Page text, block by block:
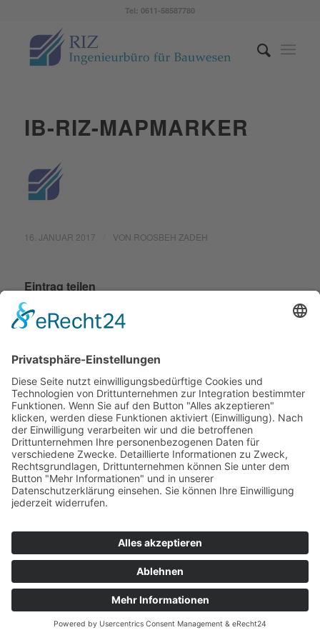
Tel: 0611-58587780
IB-RIZ-MAPMARKER
16. JANUAR 2017 VON ROOSBEH ZADEH
Eintrag teilen
© Urheberrecht - Ingenieurbüro RIZ-powered by Enfold WordPress Theme
Kontakt
Impressum Datenschutz standorte